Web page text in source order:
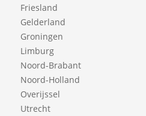
Friesland
Gelderland
Groningen
Limburg
Noord-Brabant
Noord-Holland
Overijssel
Utrecht